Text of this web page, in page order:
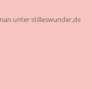
unter stilleswunder.de